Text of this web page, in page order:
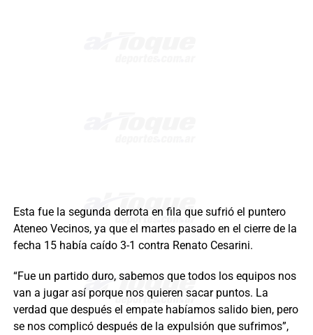
Esta fue la segunda derrota en fila que sufrió el puntero
Ateneo Vecinos, ya que el martes pasado en el cierre de la
fecha 15 había caído 3-1 contra Renato Cesarini.
“Fue un partido duro, sabemos que todos los equipos nos
van a jugar así porque nos quieren sacar puntos. La
verdad que después el empate habíamos salido bien, pero
se nos complicó después de la expulsión que sufrimos”,